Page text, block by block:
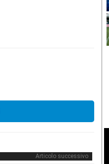
Articolo successivo